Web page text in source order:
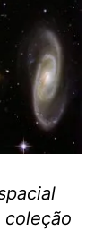
coleção